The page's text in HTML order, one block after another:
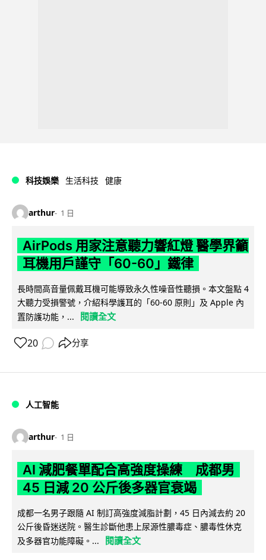
科技娛樂 生活科技 健康
arthur 1 日
AirPods 用家注意聽力響紅燈 醫學界籲
耳機用戶謹守「60-60」鐵律
長時間高音量佩戴耳機可能導致永久性噪音性聽損。本文盤點 4
大聽力受損警號，介紹科學護耳的「60-60 原則」及 Apple 內
置防護功能，...
閱讀全文
20 分享
人工智能
arthur 1 日
AI 減肥餐單配合高強度操練 成都男
45 日減 20 公斤後多器官衰竭
成都一名男子跟隨 AI 制訂高強度減脂計劃，45 日內減去約 20
公斤後昏迷送院。醫生診斷他患上尿源性膿毒症、膿毒性休克
及多器官功能障礙。...
閱讀全文